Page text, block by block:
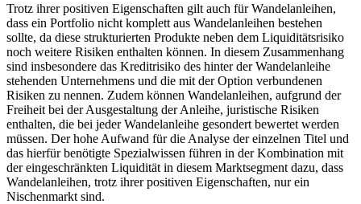
Trotz ihrer positiven Eigenschaften gilt auch für Wandelanleihen,
dass ein Portfolio nicht komplett aus Wandelanleihen bestehen
sollte, da diese strukturierten Produkte neben dem Liquiditätsrisiko
noch weitere Risiken enthalten können. In diesem Zusammenhang
sind insbesondere das Kreditrisiko des hinter der Wandelanleihe
stehenden Unternehmens und die mit der Option verbundenen
Risiken zu nennen. Zudem können Wandelanleihen, aufgrund der
Freiheit bei der Ausgestaltung der Anleihe, juristische Risiken
enthalten, die bei jeder Wandelanleihe gesondert bewertet werden
müssen. Der hohe Aufwand für die Analyse der einzelnen Titel und
das hierfür benötigte Spezialwissen führen in der Kombination mit
der eingeschränkten Liquidität in diesem Marktsegment dazu, dass
Wandelanleihen, trotz ihrer positiven Eigenschaften, nur ein
Nischenmarkt sind.